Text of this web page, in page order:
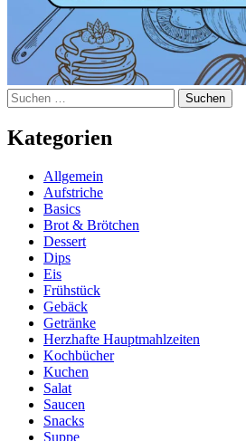
Suchen
nach:
Kategorien
Allgemein
Aufstriche
Basics
Brot & Brötchen
Dessert
Dips
Eis
Frühstück
Gebäck
Getränke
Herzhafte Hauptmahlzeiten
Kochbücher
Kuchen
Salat
Saucen
Snacks
Suppe